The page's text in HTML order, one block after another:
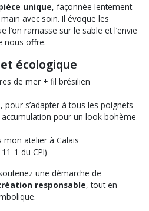
unique, façonnée lentement
avec soin. Il évoque les
l’on ramasse sur le sable et l’envie
nous offre.
écologique
de mer + fil brésilien
, pour s’adapter à tous les poignets
pour un look bohème
mon atelier à Calais
1 du CPI)
une démarche de
responsable, tout en